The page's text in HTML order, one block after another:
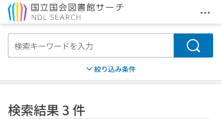
メ
検索
絞り込み条件
検索結果 3 件